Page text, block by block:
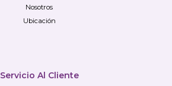
Nosotros
Ubicación
Servicio Al Cliente